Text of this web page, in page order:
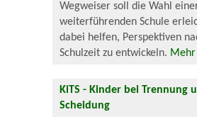
Wegweiser soll die Wahl
weiterführenden Schule
dabei helfen, Perspektiven
Schulzeit zu entwickeln. Mehr
KiTS - Kinder bei Trennung
Scheidung